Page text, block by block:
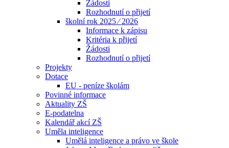
Žádosti
Rozhodnutí o přijetí
školní rok 2025 ⁄ 2026
Informace k zápisu
Kritéria k přijetí
Žádosti
Rozhodnutí o přijetí
Projekty
Dotace
EU - peníze školám
Povinné informace
Aktuality ZŠ
E-podatelna
Kalendář akcí ZŠ
Uměla inteligence
Umělá inteligence a právo ve škole